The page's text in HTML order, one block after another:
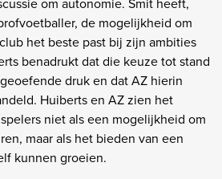
de mogelijkheid om
het beste past bij zijn ambities
benadrukt dat die keuze tot stand
druk en dat AZ hierin
Huiberts en AZ zien het
niet als een mogelijkheid om
maar als het bieden van een
kunnen groeien.